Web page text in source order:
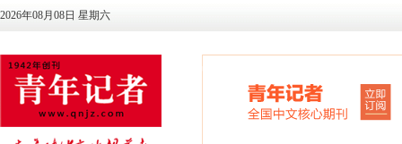
2026年08月08日 星期六